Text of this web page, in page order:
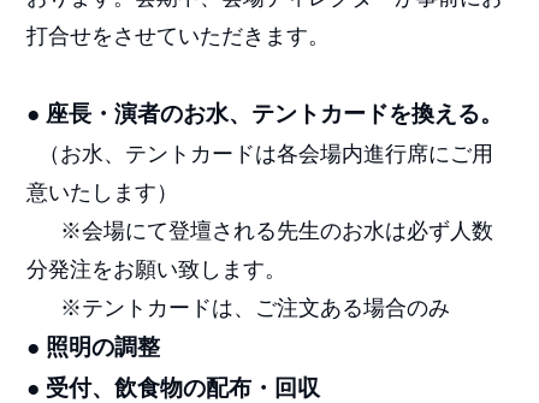
打合せをさせていただきます。
● 座長・演者のお水、テントカードを換える。
（お水、テントカードは各会場内進行席にご用
意いたします）
※会場にて登壇される先生のお水は必ず人数
分発注をお願い致します。
※テントカードは、ご注文ある場合のみ
● 照明の調整
● 受付、飲食物の配布・回収